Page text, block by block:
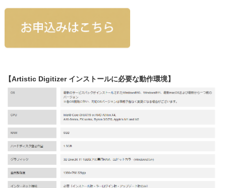
【Artistic Digitizer インストールに必要な動作環境】